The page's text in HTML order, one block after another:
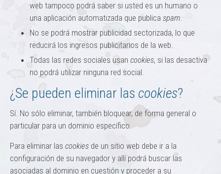
web tampoco podrá saber si usted es un humano o
una aplicación automatizada que publica spam.
No se podrá mostrar publicidad sectorizada, lo que
reducirá los ingresos publicitarios de la web.
Todas las redes sociales usan cookies, si las desactiva
no podrá utilizar ninguna red social.
¿Se pueden eliminar las cookies?
Sí. No sólo eliminar, también bloquear, de forma general o
particular para un dominio específico.
Para eliminar las cookies de un sitio web debe ir a la
configuración de su navegador y allí podrá buscar las
asociadas al dominio en cuestión y proceder a su